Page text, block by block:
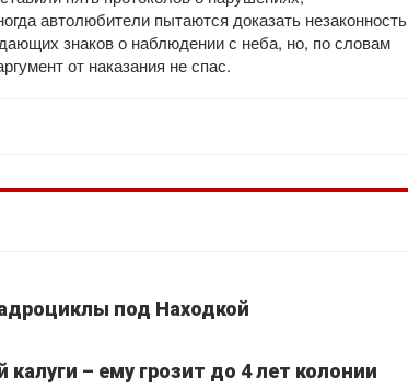
автолюбители пытаются доказать незаконность
знаков о наблюдении с неба, но, по словам
от наказания не спас.
под Находкой
калуги – ему грозит до 4 лет колонии